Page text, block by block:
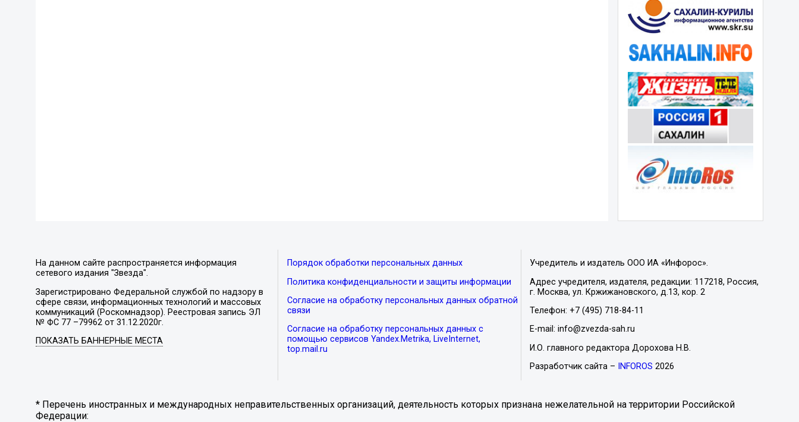
На данном сайте распространяется информация
сетевого издания "Звезда".
Зарегистрировано Федеральной службой по надзору в
сфере связи, информационных технологий и массовых
коммуникаций (Роскомнадзор). Реестровая запись ЭЛ
№ ФС 77 –79962 от 31.12.2020г.
ПОКАЗАТЬ БАННЕРНЫЕ МЕСТА
Порядок обработки персональных данных
Политика конфиденциальности и защиты информации
Согласие на обработку персональных данных обратной
связи
Согласие на обработку персональных данных с
помощью сервисов Yandex.Metrika, LiveInternet,
top.mail.ru
Учредитель и издатель ООО ИА «Инфорос».
Адрес учредителя, издателя, редакции: 117218, Россия,
г. Москва, ул. Кржижановского, д.13, кор. 2
Телефон: +7 (495) 718-84-11
E-mail: info@zvezda-sah.ru
И.О. главного редактора Дорохова Н.В.
Разработчик сайта –
INFOROS 2026
* Перечень иностранных и международных неправительственных организаций, деятельность которых признана нежелательной на территории Российской
Федерации: